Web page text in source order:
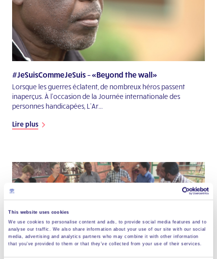
This website uses cookies
We use cookies to personalise content and ads, to provide social media features and to
analyse our traffic. We also share information about your use of our site with our social
media, advertising and analytics partners who may combine it with other information
that you’ve provided to them or that they’ve collected from your use of their services.
#JeSuisCommeJeSuis – «Beyond the wall»
Lorsque les guerres éclatent, de nombreux héros passent
inaperçus. À l’occasion de la Journée internationale des
personnes handicapées, L’Ar...
Lire plus